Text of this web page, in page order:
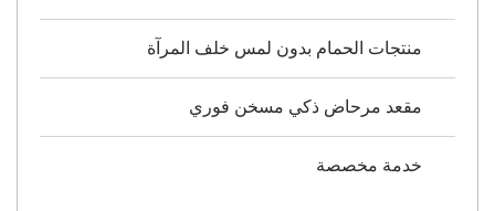
منتجات الحمام بدون لمس خلف المرآة
مقعد مرحاض ذكي مسخن فوري
خدمة مخصصة